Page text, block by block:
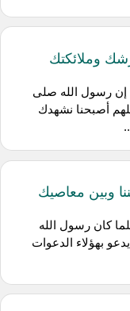
وملائكتك
إن رسول الله صلى
أصبحنا نشهدك
وبين معاصيك
كان رسول الله
بهؤلاء الدعوات